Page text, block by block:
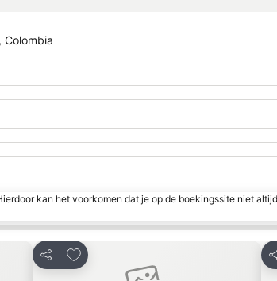
Colombia
kan het voorkomen dat je op de boekingssite niet
Delen
Toevoegen aan favorieten